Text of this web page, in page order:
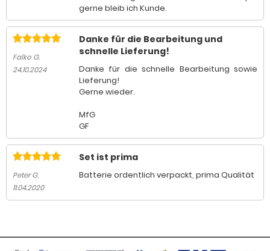
gerne bleib ich Kunde.
Falko G.
24.10.2024
Danke für die Bearbeitung und
schnelle Lieferung!
Danke für die schnelle Bearbeitung sowie
Lieferung!
Gerne wieder.
MfG
GF
Peter G.
11.04.2020
Set ist prima
Batterie ordentlich verpackt, prima Qualität